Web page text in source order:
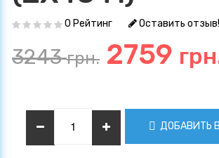
0 Рейтинг Оставить отзыв!
3243грн. 2759
ДОБАВИТЬ